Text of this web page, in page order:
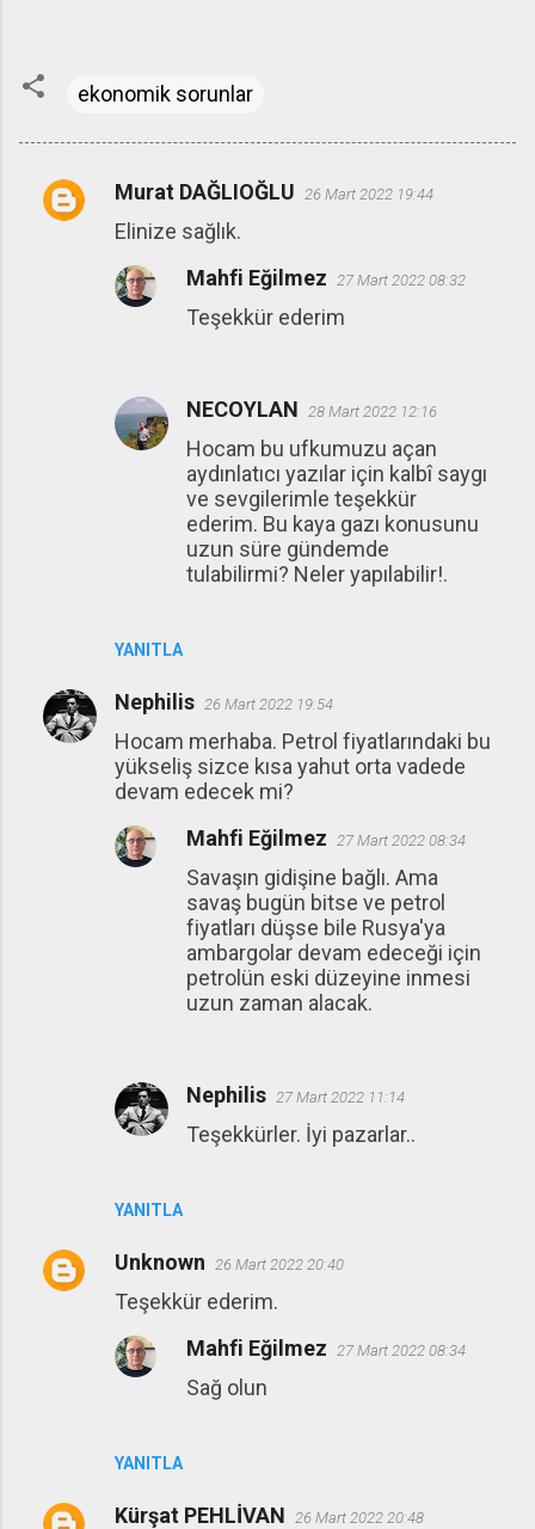
ekonomik sorunlar
Y
Murat DAĞLIOĞLU 26 Mart 2022 19:44
Elinize sağlık.
YANITLA
Mahfi Eğilmez 27 Mart 2022 08:32
Teşekkür ederim
NECOYLAN 28 Mart 2022 12:16
Hocam bu ufkumuzu açan
aydınlatıcı yazılar için kalbî saygı
ve sevgilerimle teşekkür
ederim. Bu kaya gazı konusunu
uzun süre gündemde
tulabilirmi? Neler yapılabilir!.
Nephilis 26 Mart 2022 19:54
Hocam merhaba. Petrol fiyatlarındaki bu
yükseliş sizce kısa yahut orta vadede
devam edecek mi?
YANITLA
Mahfi Eğilmez 27 Mart 2022 08:34
Savaşın gidişine bağlı. Ama
savaş bugün bitse ve petrol
fiyatları düşse bile Rusya'ya
ambargolar devam edeceği için
petrolün eski düzeyine inmesi
uzun zaman alacak.
Nephilis 27 Mart 2022 11:14
Teşekkürler. İyi pazarlar..
Unknown 26 Mart 2022 20:40
Teşekkür ederim.
YANITLA
Mahfi Eğilmez 27 Mart 2022 08:34
Sağ olun
Kürşat PEHLİVAN 26 Mart 2022 20:48